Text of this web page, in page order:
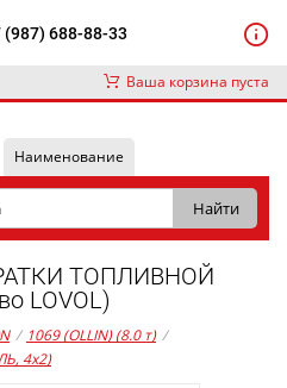
(987) 688-88-33
Ваша корзина пуста
Наименование
ТОПЛИВНОЙ
LOVOL)
/ 1069 (OLLIN) (8.0 т) /
4x2)